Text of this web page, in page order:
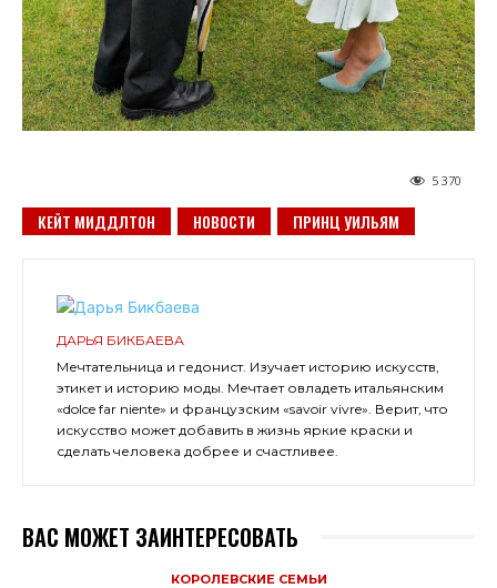
5 370
КЕЙТ МИДДЛТОН НОВОСТИ ПРИНЦ УИЛЬЯМ
ДАРЬЯ БИКБАЕВА
Мечтательница и гедонист. Изучает историю искусств,
этикет и историю моды. Мечтает овладеть итальянским
«dolce far niente» и французским «savoir vivre». Верит, что
искусство может добавить в жизнь яркие краски и
сделать человека добрее и счастливее.
ВАС МОЖЕТ ЗАИНТЕРЕСОВАТЬ
КОРОЛЕВСКИЕ СЕМЬИ